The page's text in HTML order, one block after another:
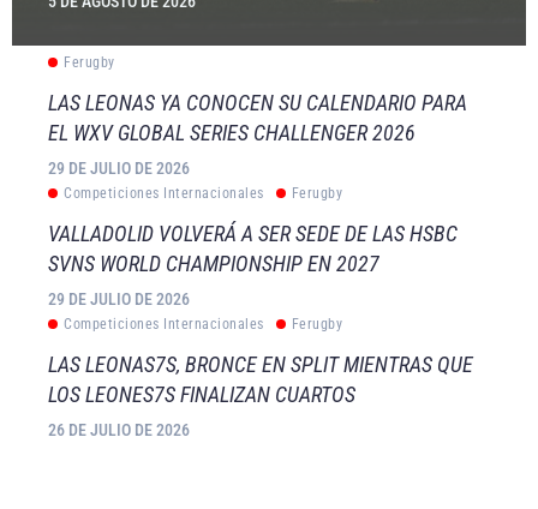
Ferugby
LAS LEONAS YA CONOCEN SU CALENDARIO PARA
EL WXV GLOBAL SERIES CHALLENGER 2026
29 DE JULIO DE 2026
Competiciones Internacionales Ferugby
VALLADOLID VOLVERÁ A SER SEDE DE LAS HSBC
SVNS WORLD CHAMPIONSHIP EN 2027
29 DE JULIO DE 2026
Competiciones Internacionales Ferugby
LAS LEONAS7S, BRONCE EN SPLIT MIENTRAS QUE
LOS LEONES7S FINALIZAN CUARTOS
26 DE JULIO DE 2026